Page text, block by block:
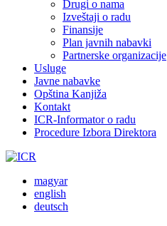
Drugi o nama
Izveštaji o radu
Finansije
Plan javnih nabavki
Partnerske organizacije
Usluge
Javne nabavke
Opština Kanjiža
Kontakt
ICR-Informator o radu
Procedure Izbora Direktora
magyar
english
deutsch